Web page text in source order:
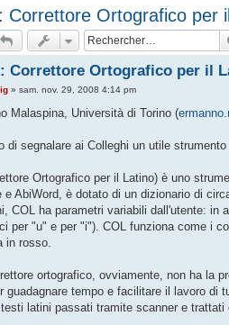
Correttore Ortografico per
Correttore Ortografico per il
» sam. nov. 29, 2008 4:14 pm
Malaspina, Università di Torino (
di segnalare ai Colleghi un utile
Ortografico per il Latino) è uno
e AbiWord, è dotato di un dizionario di
COL ha parametri variabili dall'utente: in
per "u" e per "i"). COL funziona come i
in rosso.
ortografico, ovviamente, non ha la
guadagnare tempo e facilitare il lavoro
latini passati tramite scanner e trattati